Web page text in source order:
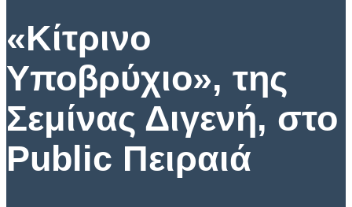
«Κίτρινο
Υποβρύχιο», της
Σεμίνας Διγενή, στο
Public Πειραιά